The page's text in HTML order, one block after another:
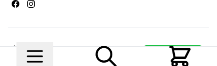
Escribinos
© 2026 Maldito RamónRealizado por Ecwid de
Términos y condiciones